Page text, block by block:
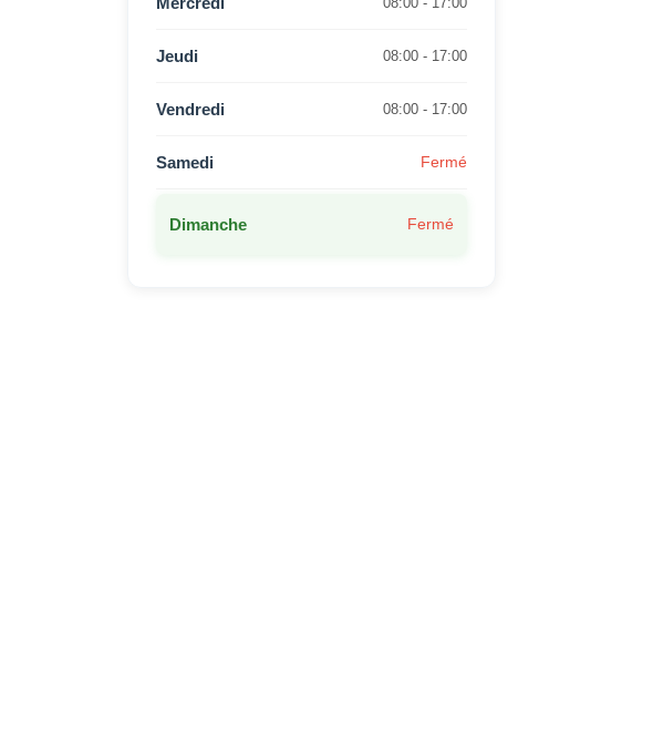
Jeudi 08:00 - 17:00
Vendredi 08:00 - 17:00
Samedi Fermé
Dimanche Fermé